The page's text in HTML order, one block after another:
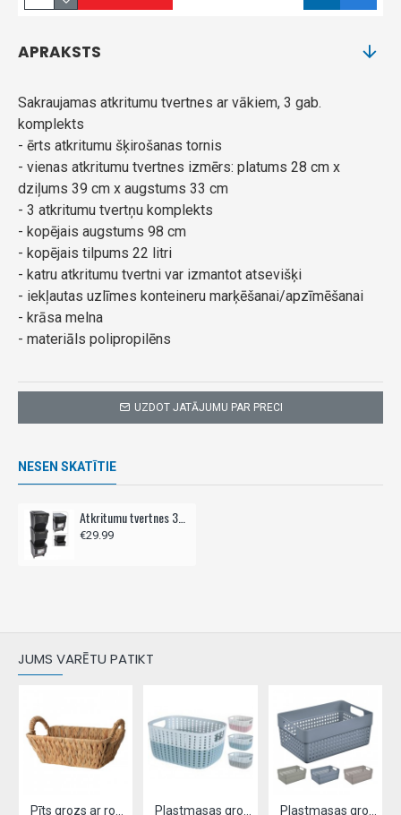
UZDOT JATĀJUMU PAR PRECI
APRAKSTS
Sakraujamas atkritumu tvertnes ar vākiem, 3 gab.
komplekts
- ērts atkritumu šķirošanas tornis
- vienas atkritumu tvertnes izmērs: platums 28 cm x
dziļums 39 cm x augstums 33 cm
- 3 atkritumu tvertņu komplekts
- kopējais augstums 98 cm
- kopējais tilpums 22 litri
- katru atkritumu tvertni var izmantot atsevišķi
- iekļautas uzlīmes konteineru marķēšanai/apzīmēšanai
- krāsa melna
- materiāls polipropilēns
NESEN SKATĪTIE
Atkritumu tvertnes 3gab - šķirošanai
€29.99
JUMS VARĒTU PATIKT